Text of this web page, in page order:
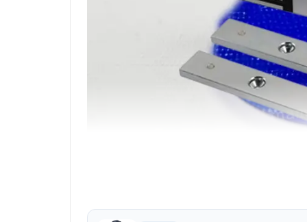
Đặc trưng của khóa điện từ